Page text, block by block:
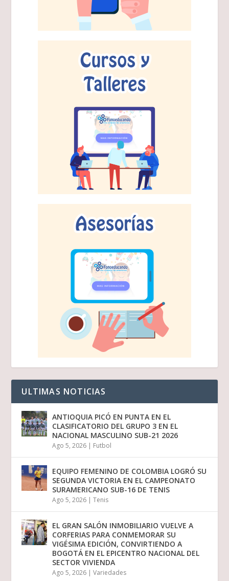
ULTIMAS NOTICIAS
ANTIOQUIA PICÓ EN PUNTA EN EL
CLASIFICATORIO DEL GRUPO 3 EN EL
NACIONAL MASCULINO SUB-21 2026
Ago 5, 2026 Futbol
EQUIPO FEMENINO DE COLOMBIA LOGRÓ SU
SEGUNDA VICTORIA EN EL CAMPEONATO
SURAMERICANO SUB-16 DE TENIS
Ago 5, 2026 |Tenis
EL GRAN SALÓN INMOBILIARIO VUELVE A
CORFERIAS PARA CONMEMORAR SU
VIGÉSIMA EDICIÓN, CONVIRTIENDO A
BOGOTÁ EN EL EPICENTRO NACIONAL DEL
SECTOR VIVIENDA
Ago 5, 2026 |Variedades